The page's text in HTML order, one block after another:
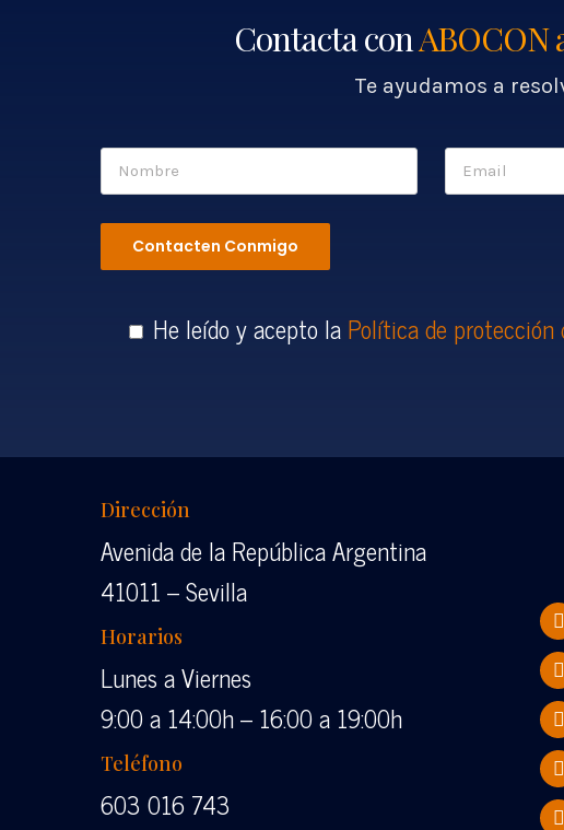
Contacta conABOCON
Te ayudamos a
He leído y acepto laPolítica de protección
Dirección
Avenida de la República Argentina
41011 – Sevilla
Horarios
Lunes a Viernes
9:00 a 14:00h – 16:00 a 19:00h
Teléfono
603 016 743